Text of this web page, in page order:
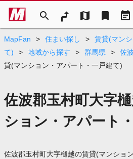
search map bookmark event_note
MapFan > 住まい探し >
賃貸(マン
て)
> 地域から探す > 群馬県 > 佐
貸(マンション・アパート・一戸建て)
佐波郡玉村町大字
ション・アパート
佐波郡玉村町大字樋越の賃貸(マンショ